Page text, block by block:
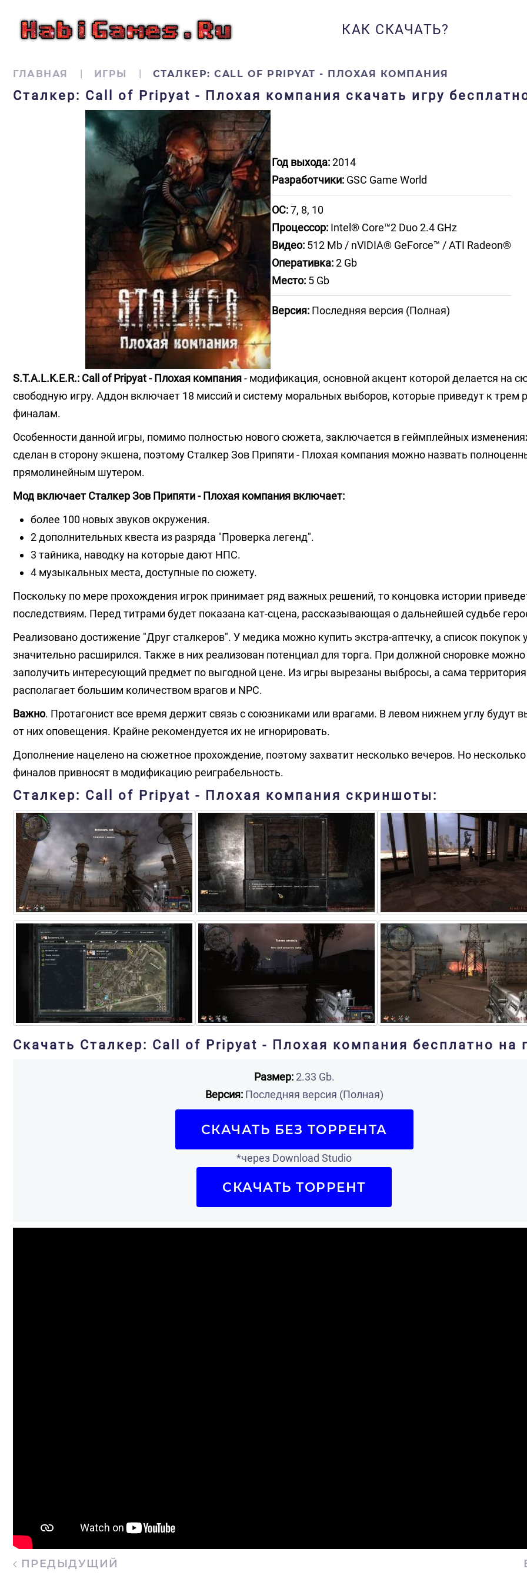
КАК СКАЧАТЬ?
ГЛАВНАЯ ИГРЫ СТАЛКЕР: CALL OF PRIPYAT - ПЛОХАЯ КОМПАНИЯ
Сталкер: Call of Pripyat - Плохая компания скачать игру
Год выхода:2014
Разработчики: GSC Game World
ОС:7, 8, 10
Процессор: Intel® Core™2 Duo 2.4 GHz
Видео: 512 Mb / nVIDIA® GeForce™ / ATI Radeon®
Оперативка:2 Gb
Место: 5 Gb
Версия: Последняя версия (Полная)
S.T.A.L.K.E.R.: Call of Pripyat - Плохая компания- модификация, основной акцент которой делается на
свободную игру. Аддон включает 18 миссий и систему моральных выборов, которые приведут к трем
финалам.
Особенности данной игры, помимо полностью нового сюжета, заключается в геймплейных
сделан в сторону экшена, поэтому Сталкер Зов Припяти - Плохая компания можно назвать
прямолинейным шутером.
Мод включает Сталкер Зов Припяти - Плохая компания включает:
более 100 новых звуков окружения.
2 дополнительных квеста из разряда "Проверка легенд".
3 тайника, наводку на которые дают НПС.
4 музыкальных места, доступные по сюжету.
Поскольку по мере прохождения игрок принимает ряд важных решений, то концовка истории
последствиям. Перед титрами будет показана кат-сцена, рассказывающая о дальнейшей судьбе
Реализовано достижение "Друг сталкеров". У медика можно купить экстра-аптечку, а список покупок
значительно расширился. Также в них реализован потенциал для торга. При должной сноровке можно
заполучить интересующий предмет по выгодной цене. Из игры вырезаны выбросы, а сама
располагает большим количеством врагов и NPC.
Важно. Протагонист все время держит связь с союзниками или врагами. В левом нижнем углу будут
от них оповещения. Крайне рекомендуется их не игнорировать.
Дополнение нацелено на сюжетное прохождение, поэтому захватит несколько вечеров. Но
финалов привносят в модификацию реиграбельность.
Сталкер: Call of Pripyat - Плохая компания скриншоты:
Скачать Сталкер: Call of Pripyat - Плохая компания бесплатно на
Размер:2.33 Gb.
Версия:Последняя версия (Полная)
СКАЧАТЬ БЕЗ ТОРРЕНТА
*через Download Studio
СКАЧАТЬ ТОРРЕНТ
ПРЕДЫДУЩИЙ